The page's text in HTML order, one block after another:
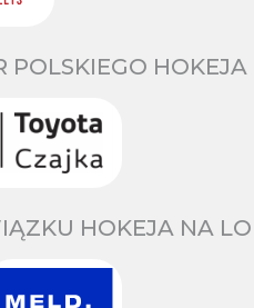
POLSKIEGO HOKEJA
HOKEJA NA